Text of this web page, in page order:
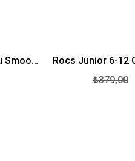
Rocs Kids Diş Macunu Ahududu Smoothie Tadında Florürsüz 3-7 Yaş 35 ml
₺379,00